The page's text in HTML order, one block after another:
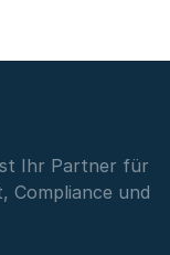
Ihr Partner für
Compliance und